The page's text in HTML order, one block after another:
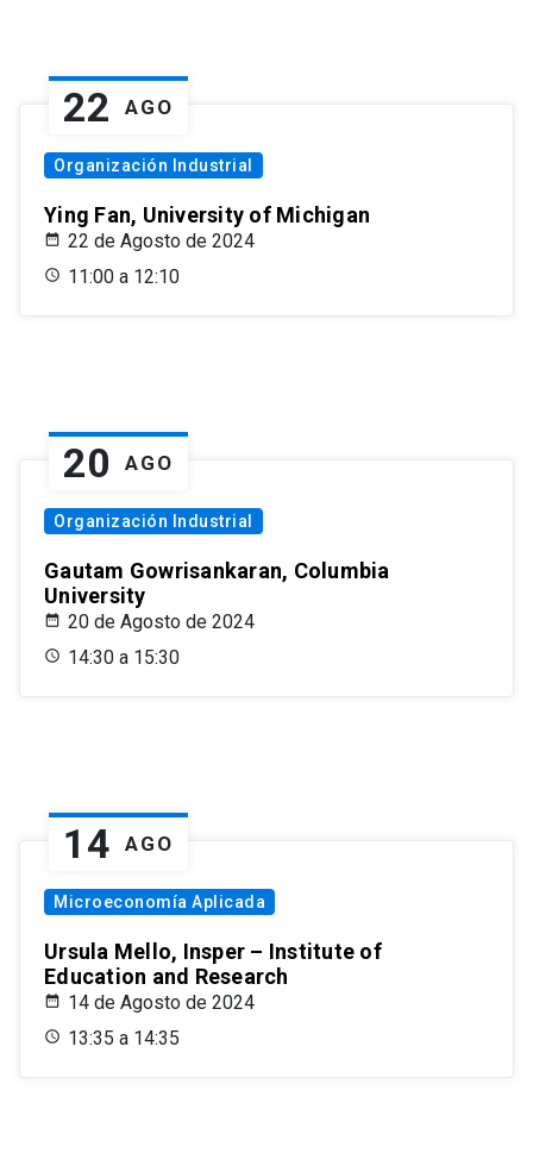
22 AGO
Organización Industrial
Ying Fan, University of Michigan
22 de Agosto de 2024
11:00 a 12:10
20 AGO
Organización Industrial
Gautam Gowrisankaran, Columbia
University
20 de Agosto de 2024
14:30 a 15:30
14 AGO
Microeconomía Aplicada
Ursula Mello, Insper – Institute of
Education and Research
14 de Agosto de 2024
13:35 a 14:35